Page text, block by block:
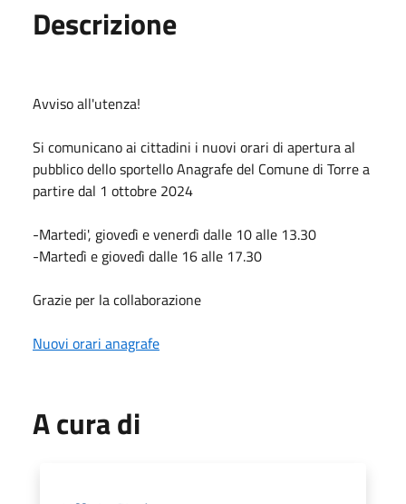
Descrizione
Avviso all'utenza!
Si comunicano ai cittadini i nuovi orari di apertura al
pubblico dello sportello Anagrafe del Comune di Torre a
partire dal 1 ottobre 2024
-Martedi', giovedì e venerdì dalle 10 alle 13.30
-Martedì e giovedì dalle 16 alle 17.30
Grazie per la collaborazione
Nuovi orari anagrafe
A cura di